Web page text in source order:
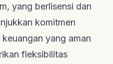
yang berlisensi dan
komitmen
yang aman
fleksibilitas